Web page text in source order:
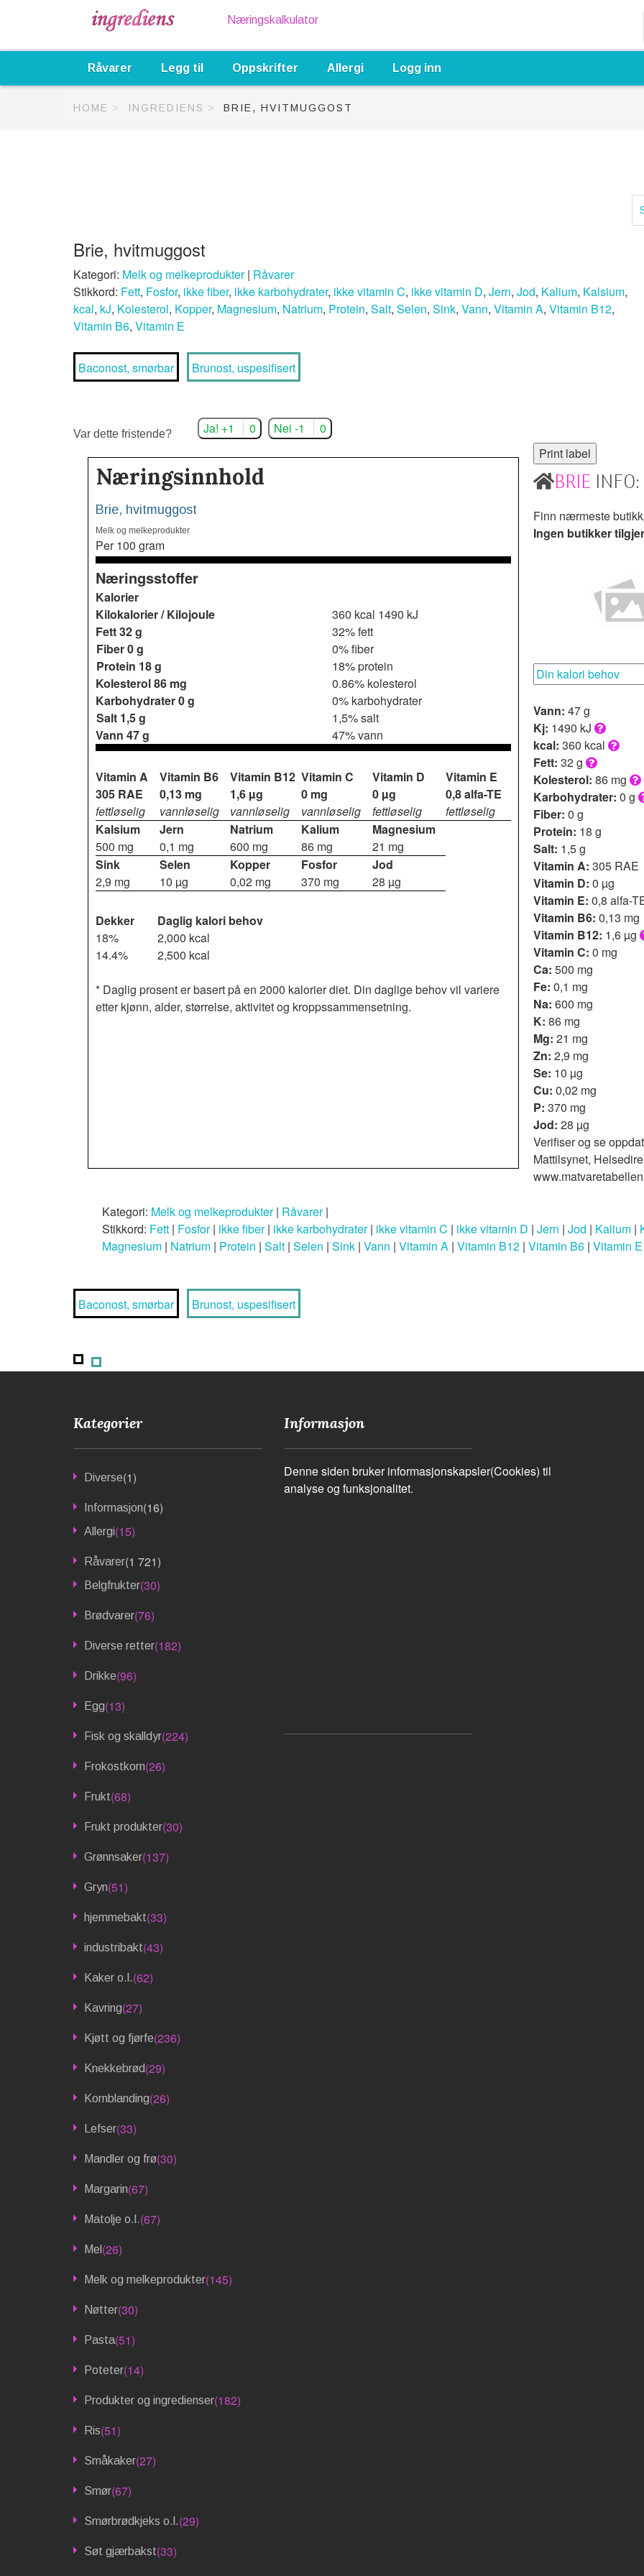
Næringskalkulator
Råvarer Legg til Oppskrifter Allergi Logg inn
HOME INGREDIENS BRIE, HVITMUGGOST
Brie, hvitmuggost
Kategori: Melk og melkeprodukter| Råvarer
Stikkord: Fett, Fosfor, ikke fiber, ikke karbohydrater, ikke vitamin C, ikke vitamin D, Jern, Jod, Kalium, Kalsium,
kcal, kJ, Kolesterol, Kopper, Magnesium, Natrium, Protein, Salt, Selen, Sink, Vann, Vitamin A, Vitamin B12,
Vitamin B6, Vitamin E
Baconost, smørbar Brunost, uspesifisert
Var dette fristende? Ja! +1 0 Nei -1 0
Næringsinnhold
Brie, hvitmuggost
Melk og melkeprodukter
Per 100 gram
Næringsstoffer
Kalorier
Kilokalorier / Kilojoule
360 kcal 1490 kJ
Fett32 g
32% fett
Fiber0 g
0% fiber
Protein 18 g
18% protein
Kolesterol86 mg
0.86% kolesterol
Karbohydrater0 g
0% karbohydrater
Salt 1,5 g
1,5% salt
Vann 47 g 47% vann
Vitamin A
305 RAE
fettløselig
Vitamin B6
0,13 mg
vannløselig
Vitamin B12
1,6 µg
vannløselig
Vitamin C
0 mg
vannløselig
Vitamin D
0 µg
fettløselig
Vitamin E
0,8 alfa-TE
fettløselig
Kalsium
500 mg
Jern
0,1 mg
Natrium
600 mg
Kalium
86 mg
Magnesium
21 mg
Sink
2,9 mg
Selen
10 µg
Kopper
0,02 mg
Fosfor
370 mg
Jod
28 µg
Dekker
Daglig kalori behov
18%
2,000 kcal
14.4%
2,500 kcal
* Daglig prosent er basert på en 2000 kalorier diet. Din daglige behov vil variere
etter kjønn, alder, størrelse, aktivitet og kroppssammensetning.
BRIE INFO:
Finn nærmeste
Ingen butikker
Vann: 47 g
Kj: 1490 kJ
kcal: 360 kcal
Fett: 32 g
Kolesterol: 86 mg
Karbohydrater: 0 g
Fiber: 0 g
Protein: 18 g
Salt: 1,5 g
Vitamin A: 305 RAE
Vitamin D: 0 µg
Vitamin E: 0,8 alfa-
Vitamin B6: 0,13 mg
Vitamin B12: 1,6 µg
Vitamin C: 0 mg
Ca: 500 mg
Fe: 0,1 mg
Na: 600 mg
K: 86 mg
Mg: 21 mg
Zn: 2,9 mg
Se: 10 µg
Cu: 0,02 mg
P: 370 mg
Jod: 28 µg
Verifiser og se
Mattilsynet,
Kategori: Melk og melkeprodukter| Råvarer|
Stikkord: Fett | Fosfor| ikke fiber| ikke karbohydrater| ikke vitamin C | ikke vitamin D | Jern | Jod | Kalium |
Magnesium | Natrium | Protein | Salt | Selen | Sink | Vann | Vitamin A | Vitamin B12 | Vitamin B6 | Vitamin E
Baconost, smørbar Brunost, uspesifisert
Kategorier
Diverse(1)
Informasjon(16)
Allergi(15)
Råvarer(1 721)
Belgfrukter(30)
Brødvarer(76)
Diverse retter(182)
Drikke(96)
Egg(13)
Fisk og skalldyr(224)
Frokostkorn(26)
Frukt(68)
Frukt produkter(30)
Grønnsaker(137)
Gryn(51)
hjemmebakt(33)
industribakt(43)
Kaker o.l.(62)
Kavring(27)
Kjøtt og fjørfe(236)
Knekkebrød(29)
Kornblanding(26)
Lefser(33)
Mandler og frø(30)
Margarin(67)
Matolje o.l.(67)
Mel (26)
Melk og melkeprodukter(145)
Nøtter(30)
Pasta(51)
Poteter(14)
Produkter og ingredienser(182)
Ris(51)
Småkaker(27)
Smør(67)
Smørbrødkjeks o.l.(29)
Søt gjærbakst(33)
Informasjon
Denne siden bruker informasjonskapsler(Cookies) til
analyse og funksjonalitet.